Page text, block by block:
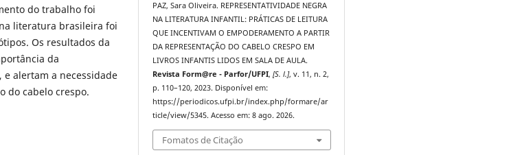
do trabalho foi
literatura brasileira foi
Os resultados da
da
alertam a necessidade
do cabelo crespo.
PAZ, Sara Oliveira. REPRESENTATIVIDADE NEGRA
NA LITERATURA INFANTIL: PRÁTICAS DE LEITURA
QUE INCENTIVAM O EMPODERAMENTO A PARTIR
DA REPRESENTAÇÃO DO CABELO CRESPO EM
LIVROS INFANTIS LIDOS EM SALA DE AULA.
Revista Form@re - Parfor/UFPI,[S. l.], v. 11, n. 2,
p. 110–120, 2023. Disponível em:
https://periodicos.ufpi.br/index.php/formare/ar
ticle/view/5345. Acesso em: 8 ago. 2026.
Fomatos de Citação